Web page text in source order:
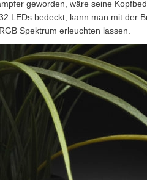
geworden, wäre seine
LEDs bedeckt, kann man mit der
Spektrum erleuchten lassen.